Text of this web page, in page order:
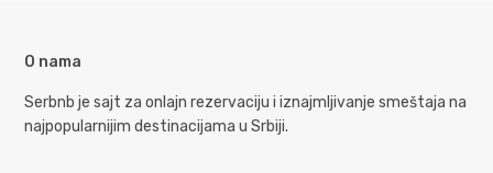
O nama
Serbnb je sajt za onlajn rezervaciju i iznajmljivanje smeštaja na
najpopularnijim destinacijama u Srbiji.